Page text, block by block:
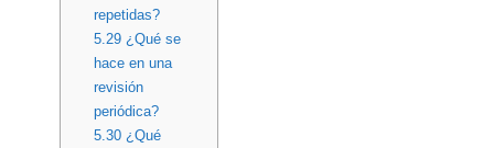
repetidas?
5.29¿Qué se
hace en una
revisión
periódica?
5.30¿Qué